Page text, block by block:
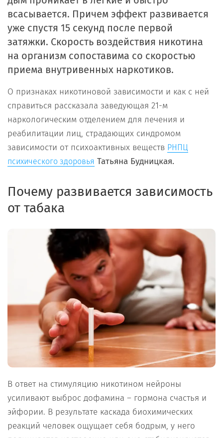
всасывается. Причем эффект развивается
уже спустя 15 секунд после первой
затяжки. Скорость воздействия никотина
на организм сопоставима со скоростью
приема внутривенных наркотиков.
О признаках никотиновой зависимости и как с ней
справиться рассказала заведующая 21-м
наркологическим отделением для лечения и
реабилитации лиц, страдающих синдромом
зависимости от психоактивных веществ РНПЦ
психического здоровья Татьяна Будницкая.
Почему развивается зависимость
от табака
В ответ на стимуляцию никотином нейроны
усиливают выброс дофамина – гормона счастья и
эйфории. В результате каскада биохимических
реакций человек ощущает себя бодрым, у него